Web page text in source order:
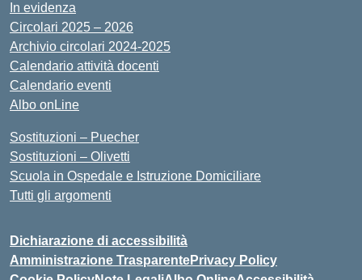
In evidenza
Circolari 2025 – 2026
Archivio circolari 2024-2025
Calendario attività docenti
Calendario eventi
Albo onLine
Sostituzioni – Puecher
Sostituzioni – Olivetti
Scuola in Ospedale e Istruzione Domiciliare
Tutti gli argomenti
Dichiarazione di accessibilità
Amministrazione TrasparentePrivacy Policy